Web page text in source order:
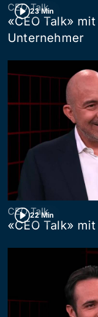
23 Min
CEO Talk
«CEO Talk»
Unternehmer
22 Min
CEO Talk
«CEO Talk»